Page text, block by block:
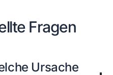
Fragen
Ursache